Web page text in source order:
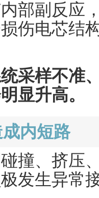
部副反应
伤电芯结
采样不准
显升高。
内短路
撞、挤压
发生异常